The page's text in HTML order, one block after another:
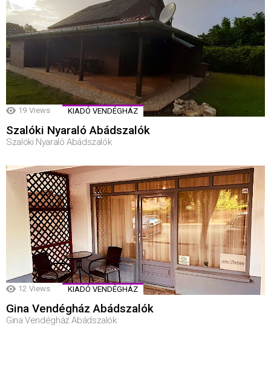
19 Views KIADÓ VENDÉGHÁZ
Szalóki Nyaraló Abádszalók
Szalóki Nyaraló Abádszalók
12 Views KIADÓ VENDÉGHÁZ
Gina Vendégház Abádszalók
Gina Vendégház Abádszalók